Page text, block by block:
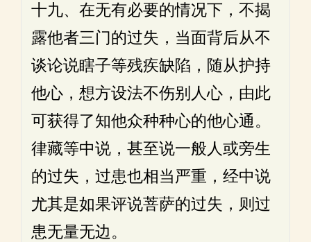
十九、在无有必要的情况下，不揭
露他者三门的过失，当面背后从不
谈论说瞎子等残疾缺陷，随从护持
他心，想方设法不伤别人心，由此
可获得了知他众种种心的他心通。
律藏等中说，甚至说一般人或旁生
的过失，过患也相当严重，经中说
尤其是如果评说菩萨的过失，则过
患无量无边。